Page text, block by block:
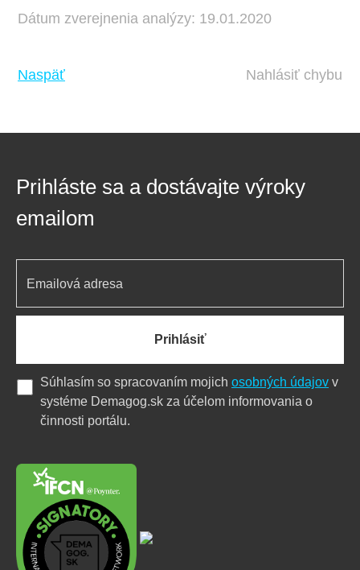
Dátum zverejnenia analýzy: 19.01.2020
Naspäť Nahlásiť chybu
Prihláste sa a dostávajte výroky
emailom
Prihlásiť
Súhlasím so spracovaním mojich osobných údajov v
systéme Demagog.sk za účelom informovania o
činnosti portálu.